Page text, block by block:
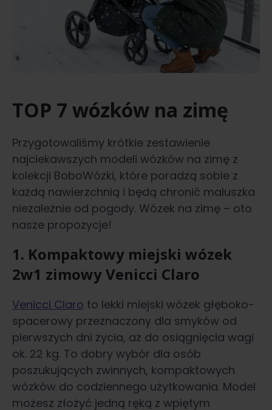
TOP 7 wózków na zimę
Przygotowaliśmy krótkie zestawienie
najciekawszych modeli wózków na zimę z
kolekcji BoboWózki, które poradzą sobie z
każdą nawierzchnią i będą chronić maluszka
niezależnie od pogody. Wózek na zimę – oto
nasze propozycje!
1. Kompaktowy miejski wózek
2w1 zimowy Venicci Claro
Venicci Claro to lekki miejski wózek głęboko-
spacerowy przeznaczony dla smyków od
pierwszych dni życia, aż do osiągnięcia wagi
ok. 22 kg. To dobry wybór dla osób
poszukujących zwinnych, kompaktowych
wózków do codziennego użytkowania. Model
możesz złożyć jedną ręką z wpiętym